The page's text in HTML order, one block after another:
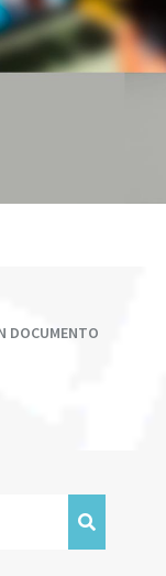
DOCUMENTO